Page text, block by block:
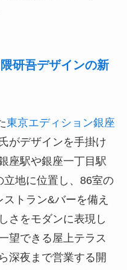
研吾デザインの新
東京エディション銀座
がデザインを手掛け
座駅や銀座一丁目駅
地に位置し、86室の
トラン&バーを備え
さをモダンに表現し
望できる屋上テラス
深夜まで営業する開